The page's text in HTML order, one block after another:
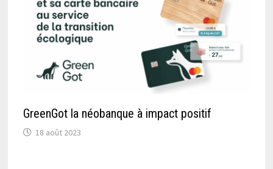
GreenGot la néobanque à impact positif
18 août 2023